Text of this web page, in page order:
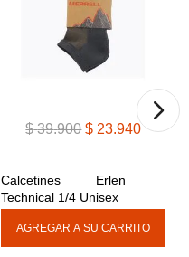
$ 39.900 $ 23.940
Calcetines Erlen
Technical 1/4 Unisex